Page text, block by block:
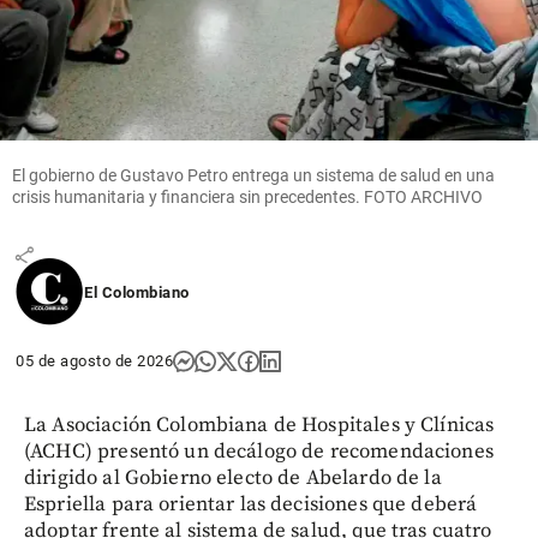
Editoriales
La batalla
por el
espíritu
de la
derecha
share
El gobierno de Gustavo Petro entrega un sistema de salud en una
crisis humanitaria y financiera sin precedentes. FOTO ARCHIVO
El Colombiano
05 de agosto de 2026
La Asociación Colombiana de Hospitales y Clínicas
(ACHC) presentó un decálogo de recomendaciones
dirigido al Gobierno electo de Abelardo de la
Espriella para orientar las decisiones que deberá
adoptar frente al sistema de salud, que tras cuatro